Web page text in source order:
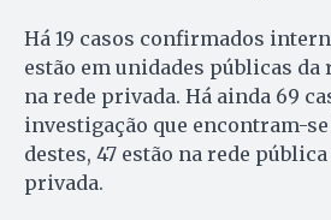
Há 19 casos confirmados
estão em unidades públicas da
na rede privada. Há ainda 69
investigação que encontram-
destes, 47 estão na rede pública
privada.